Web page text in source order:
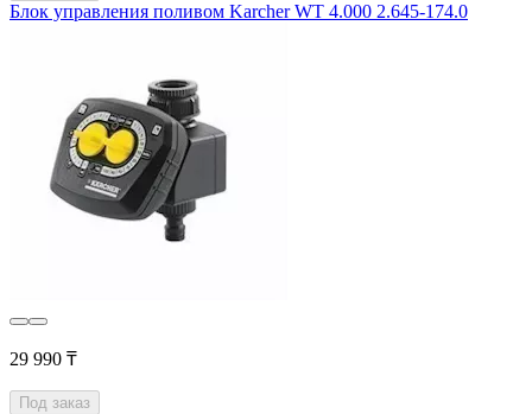
Блок управления поливом Karcher WT 4.000 2.645-174.0
29 990 ₸
Под заказ